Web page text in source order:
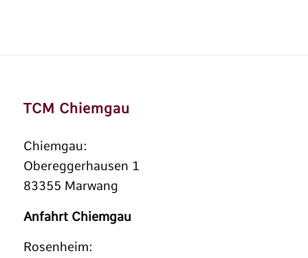
TCM Chiemgau
Chiemgau:
Obereggerhausen 1
83355 Marwang
Anfahrt Chiemgau
Rosenheim: